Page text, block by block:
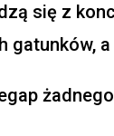
się z